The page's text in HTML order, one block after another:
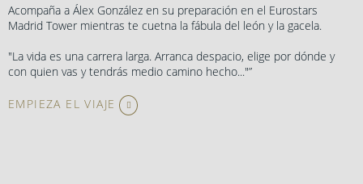
Acompaña a Álex González en su preparación en el Eurostars
Madrid Tower mientras te cuetna la fábula del león y la gacela.
"La vida es una carrera larga. Arranca despacio, elige por dónde y
con quien vas y tendrás medio camino hecho..."”
EMPIEZA EL VIAJE